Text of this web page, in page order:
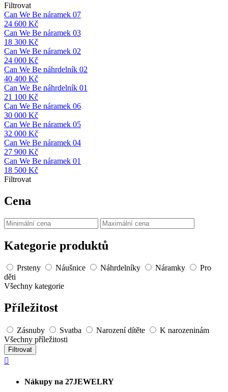
Filtrovat
Can We Be náramek 07
24 600 Kč
Can We Be náramek 03
18 300 Kč
Can We Be náramek 02
24 000 Kč
Can We Be náhrdelník 02
40 400 Kč
Can We Be náhrdelník 01
21 100 Kč
Can We Be náramek 06
30 000 Kč
Can We Be náramek 05
32 000 Kč
Can We Be náramek 04
27 900 Kč
Can We Be náramek 01
18 500 Kč
Filtrovat
Cena
Kategorie produktů
Prsteny Náušnice Náhrdelníky Náramky
Pro
děti
Všechny kategorie
Příležitost
Zásnuby Svatba Narození dítěte
K narozeninám
Všechny příležitosti
Filtrovat
Nákupy na 27JEWELRY